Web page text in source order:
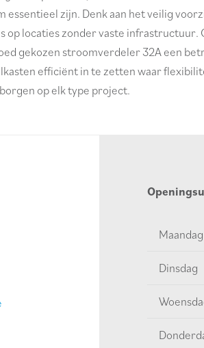
zijn. Denk aan het veilig
locaties zonder vaste
gekozen stroomverdeler 32A een
efficiënt in te zetten waar
op elk type project.
Maandag
Dinsdag